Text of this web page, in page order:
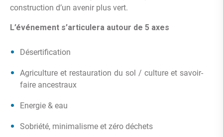
construction d’un avenir plus vert.
L’événement s’articulera autour de 5 axes
Désertification
Agriculture et restauration du sol / culture et savoir-
faire ancestraux
Energie & eau
Sobriété, minimalisme et zéro déchets